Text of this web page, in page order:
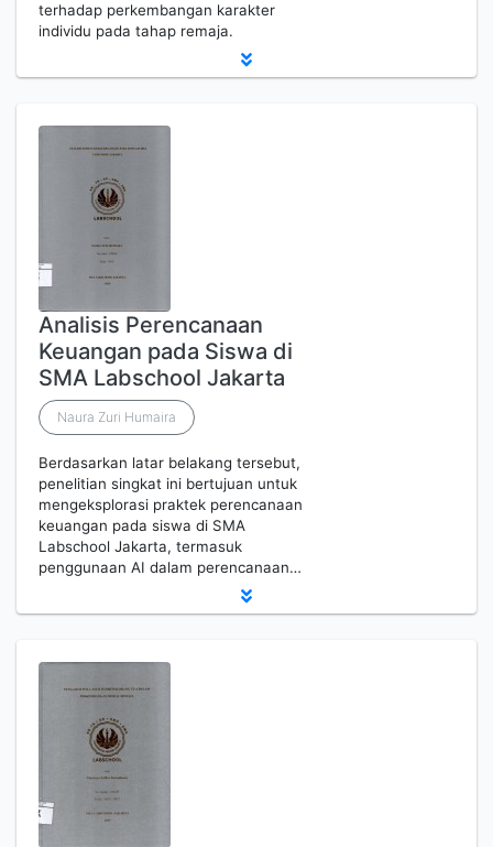
terhadap perkembangan karakter
individu pada tahap remaja.
Analisis Perencanaan
Keuangan pada Siswa di
SMA Labschool Jakarta
Naura Zuri Humaira
Berdasarkan latar belakang tersebut,
penelitian singkat ini bertujuan untuk
mengeksplorasi praktek perencanaan
keuangan pada siswa di SMA
Labschool Jakarta, termasuk
penggunaan AI dalam perencanaan…